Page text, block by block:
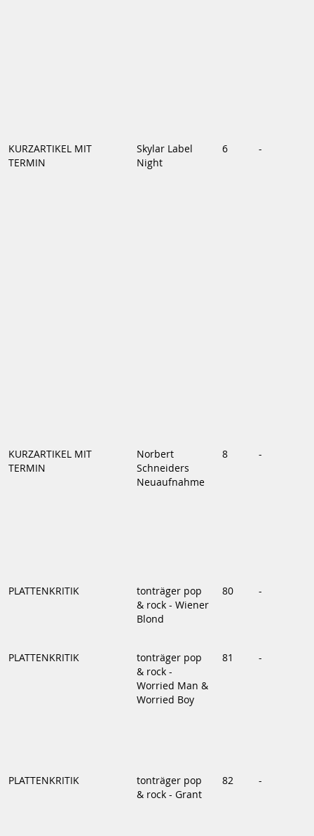
KURZARTIKEL MIT
TERMIN
Skylar Label
Night
6 -
KURZARTIKEL MIT
TERMIN
Norbert
Schneiders
Neuaufnahme
8 -
PLATTENKRITIK
tonträger pop
& rock - Wiener
Blond
80 -
PLATTENKRITIK
tonträger pop
& rock -
Worried Man &
Worried Boy
81 -
PLATTENKRITIK
tonträger pop
& rock - Grant
82 -